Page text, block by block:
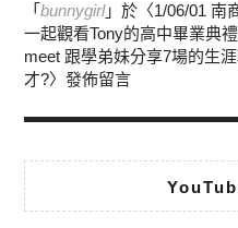
「bunnygirl」於〈1/06/01 南
一起觀看Tony的高中畢業典
meet 跟學弟妹分享7場的生
才?〉發佈留言